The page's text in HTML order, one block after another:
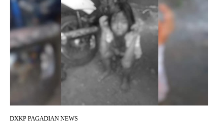
DXKP PAGADIAN NEWS